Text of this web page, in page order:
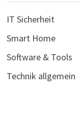
IT Sicherheit
Smart Home
Software & Tools
Technik allgemein